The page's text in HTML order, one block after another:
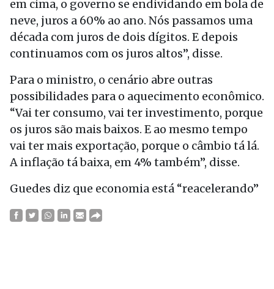
em cima, o governo se endividando em bola de
neve, juros a 60% ao ano. Nós passamos uma
década com juros de dois dígitos. E depois
continuamos com os juros altos”, disse.
Para o ministro, o cenário abre outras
possibilidades para o aquecimento econômico.
“Vai ter consumo, vai ter investimento, porque
os juros são mais baixos. E ao mesmo tempo
vai ter mais exportação, porque o câmbio tá lá.
A inflação tá baixa, em 4% também”, disse.
Guedes diz que economia está “reacelerando”